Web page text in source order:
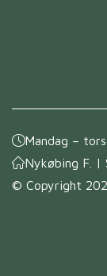
Mandag –
Nykøbing F. |
© Copyright